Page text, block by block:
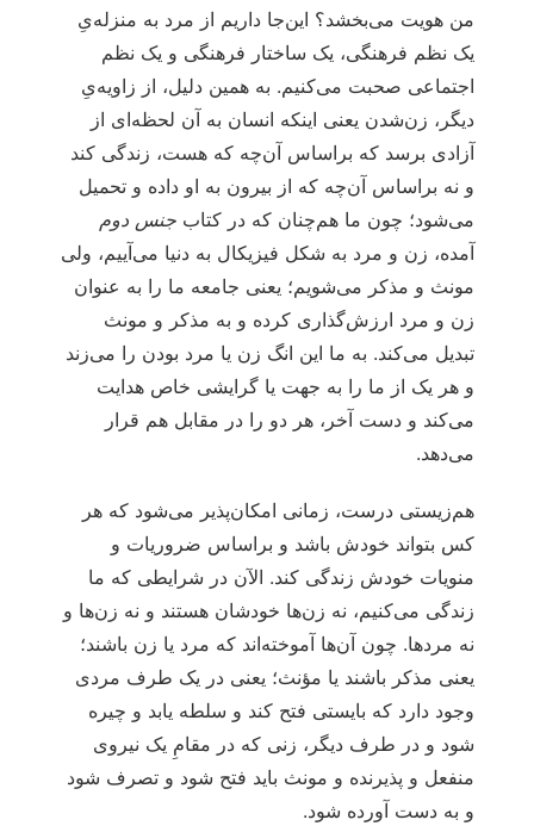
من هویت می‌بخشد؟ این‌جا داریم از مرد به منزله‌یِ
یک نظم فرهنگی، یک ساختار فرهنگی و یک نظم
اجتماعی صحبت می‌کنیم. به همین دلیل، از زاویه‌یِ
دیگر، زن‌شدن یعنی اینکه انسان به آن لحظه‌ای از
آزادی برسد که براساس آن‌چه که هست، زندگی کند
و نه براساس آن‌چه که از بیرون به او داده و تحمیل
می‌شود؛ چون ما هم‌چنان که در کتاب جنس دوم
آمده، زن و مرد به شکل فیزیکال به دنیا می‌آییم، ولی
مونث و مذکر می‌شویم؛ یعنی جامعه ما را به عنوان
زن و مرد ارزش‌گذاری کرده و به مذکر و مونث
تبدیل می‌کند. به ما این انگ زن یا مرد بودن را می‌زند
و هر یک از ما را به جهت یا گرایشی خاص هدایت
می‌کند و دست آخر، هر دو را در مقابل هم قرار
می‌دهد.
هم‌زیستی درست، زمانی امکان‌پذیر می‌شود که هر
کس بتواند خودش باشد و براساس ضروریات و
منویات خودش زندگی کند. الآن در شرایطی که ما
زندگی می‌کنیم، نه زن‌ها خودشان هستند و نه زن‌ها و
نه مردها. چون آن‌ها آموخته‌اند که مرد یا زن باشند؛
یعنی مذکر باشند یا مؤنث؛ یعنی در یک طرف مردی
وجود دارد که بایستی فتح کند و سلطه یابد و چیره
شود و در طرف دیگر، زنی که در مقامِ یک نیروی
منفعل و پذیرنده و مونث باید فتح شود و تصرف شود
و به دست آورده شود.